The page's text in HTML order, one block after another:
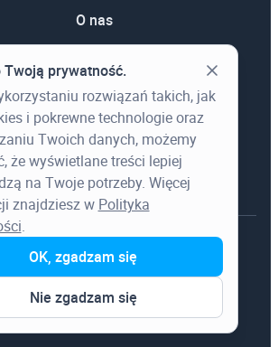
O nas
Promocje
Aktualności
Wiedza
prawa zastrzeżone.
Twoją prywatność.
rozwiązań takich, jak
i pokrewne technologie oraz
Twoich danych, możemy
że wyświetlane treści lepiej
na Twoje potrzeby. Więcej
znajdziesz w Polityka
.
Nie zgadzam się
OK, zgadzam się